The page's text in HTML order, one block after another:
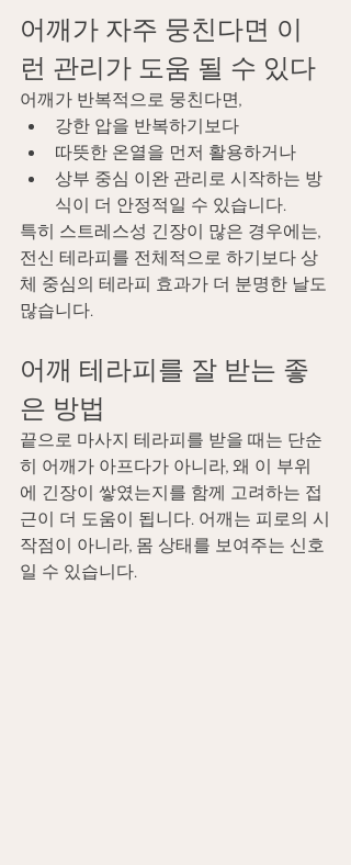
어깨가 자주 뭉친다면 이
런 관리가 도움 될 수 있다
어깨가 반복적으로 뭉친다면,
강한 압을 반복하기보다
따뜻한 온열을 먼저 활용하거나
상부 중심 이완 관리로 시작하는 방
식이 더 안정적일 수 있습니다.
특히 스트레스성 긴장이 많은 경우에는,
전신 테라피를 전체적으로 하기보다 상
체 중심의 테라피 효과가 더 분명한 날도
많습니다.
어깨 테라피를 잘 받는 좋
은 방법
끝으로 마사지 테라피를 받을 때는 단순
히 어깨가 아프다가 아니라, 왜 이 부위
에 긴장이 쌓였는지를 함께 고려하는 접
근이 더 도움이 됩니다. 어깨는 피로의 시
작점이 아니라, 몸 상태를 보여주는 신호
일 수 있습니다.